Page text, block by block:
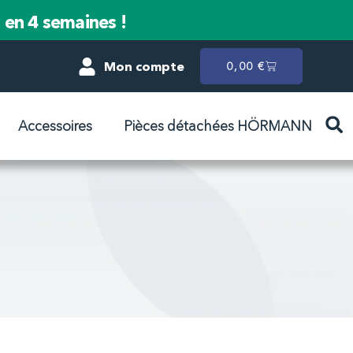
4 semaines !
Mon compte 0,00€
Accessoires Pièces détachées HÖRMANN